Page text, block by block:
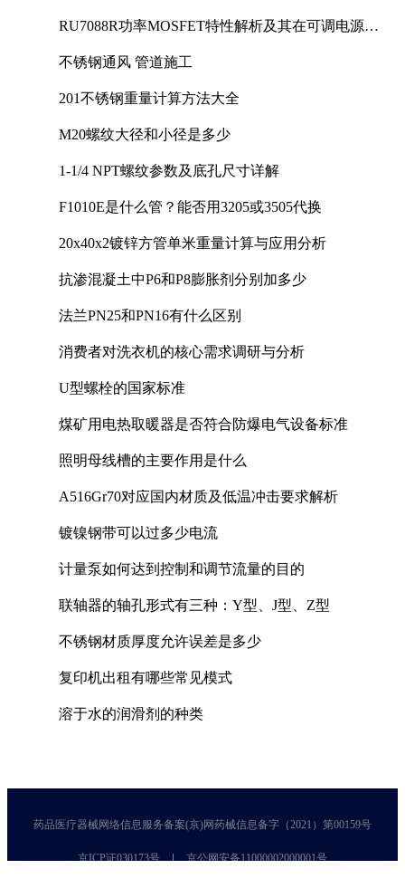
RU7088R功率MOSFET特性解析及其在可调电源设
不锈钢通风 管道施工
201不锈钢重量计算方法大全
M20螺纹大径和小径是多少
1-1/4 NPT螺纹参数及底孔尺寸详解
F1010E是什么管？能否用3205或3505代换
20x40x2镀锌方管单米重量计算与应用分析
抗渗混凝土中P6和P8膨胀剂分别加多少
法兰PN25和PN16有什么区别
消费者对洗衣机的核心需求调研与分析
U型螺栓的国家标准
煤矿用电热取暖器是否符合防爆电气设备标准
照明母线槽的主要作用是什么
A516Gr70对应国内材质及低温冲击要求解析
镀镍钢带可以过多少电流
计量泵如何达到控制和调节流量的目的
联轴器的轴孔形式有三种：Y型、J型、Z型
不锈钢材质厚度允许误差是多少
复印机出租有哪些常见模式
溶于水的润滑剂的种类
药品医疗器械网络信息服务备案(京)网药械信息备字（2021）第00159号
京ICP证030173号 京公网安备11000002000001号